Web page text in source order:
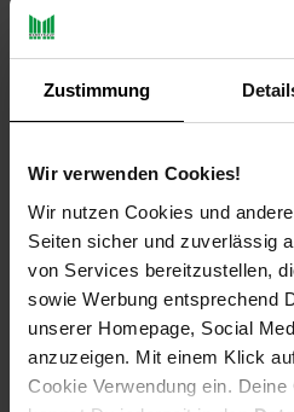
Zustimmung
Wir verwenden Cookies!
Wir nutzen Cookies und
Seiten sicher und zuverlässig
von Services bereitzustellen,
sowie Werbung entsprechend
unserer Homepage, Social
anzuzeigen. Mit einem Klick
Cookie Verwendung ein.
PAYBACK
Payback Punkte